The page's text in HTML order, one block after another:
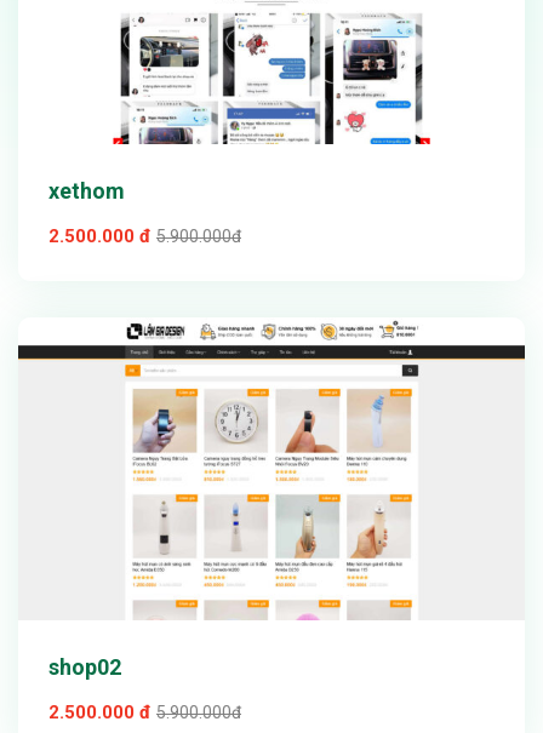
xethom
2.500.000 đ 5.900.000đ
Chi tiết
shop02
2.500.000 đ 5.900.000đ